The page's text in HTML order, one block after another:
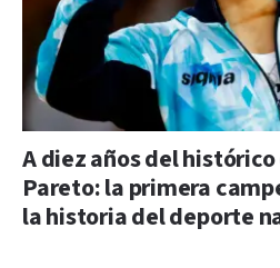
A diez años del
Pareto: la primera
la historia del deporte